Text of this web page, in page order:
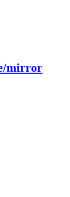
mirror